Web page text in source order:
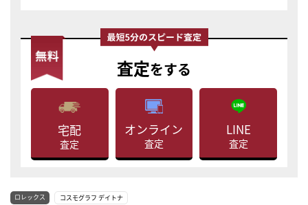
査定をする
宅配
査定
オンライン
査定
LINE
査定
ロレックス コスモグラフ デイトナ